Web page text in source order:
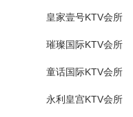
皇家壹号KTV会所
璀璨国际KTV会所
童话国际KTV会所
永利皇宫KTV会所